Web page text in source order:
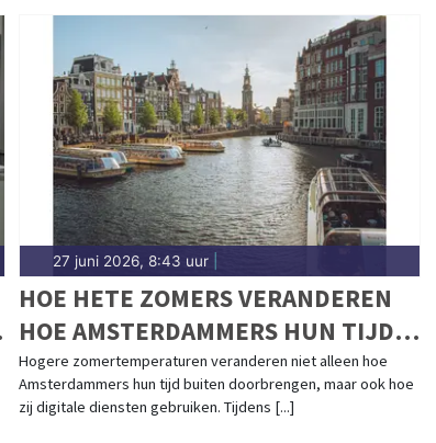
27 juni 2026, 8:43 uur|
HOE HETE ZOMERS VERANDEREN
HOE AMSTERDAMMERS HUN TIJD
ONLINE DOORBRENGEN
Hogere zomertemperaturen veranderen niet alleen hoe
Amsterdammers hun tijd buiten doorbrengen, maar ook hoe
zij digitale diensten gebruiken. Tijdens [...]